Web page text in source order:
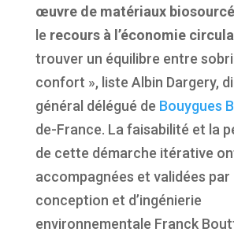
œuvre de matériaux
le recours à l’économie
trouver un équilibre entre
confort », liste Albin Dargery,
général délégué de Bouygues
de-France. La faisabilité et la
de cette démarche itérative
accompagnées et validées par
conception et d’ingénierie
environnementale Franck